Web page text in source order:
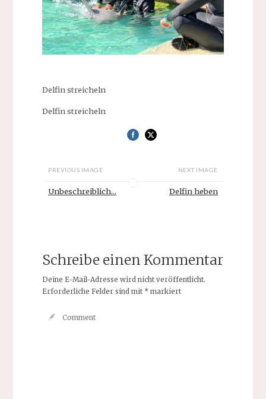
Delfin streicheln
Delfin streicheln
PREVIOUS IMAGE
Unbeschreiblich...
NEXT IMAGE
Delfin heben
Schreibe einen Kommentar
Deine E-Mail-Adresse wird nicht veröffentlicht.
Erforderliche Felder sind mit *markiert